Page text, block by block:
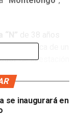
telefónica de un
de la estación
se inaugurará en